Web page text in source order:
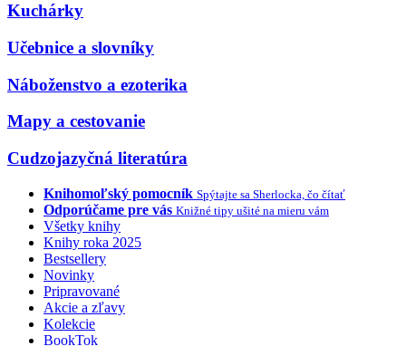
Kuchárky
Učebnice a slovníky
Náboženstvo a ezoterika
Mapy a cestovanie
Cudzojazyčná literatúra
Knihomoľský pomocník Spýtajte sa Sherlocka, čo čítať
Odporúčame pre vás Knižné tipy ušité na mieru vám
Všetky knihy
Knihy roka 2025
Bestsellery
Novinky
Pripravované
Akcie a zľavy
Kolekcie
BookTok